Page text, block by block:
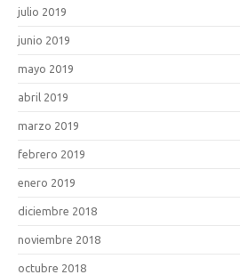
julio 2019
junio 2019
mayo 2019
abril 2019
marzo 2019
febrero 2019
enero 2019
diciembre 2018
noviembre 2018
octubre 2018